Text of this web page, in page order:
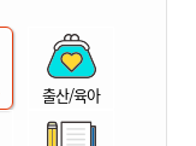
출산/육아